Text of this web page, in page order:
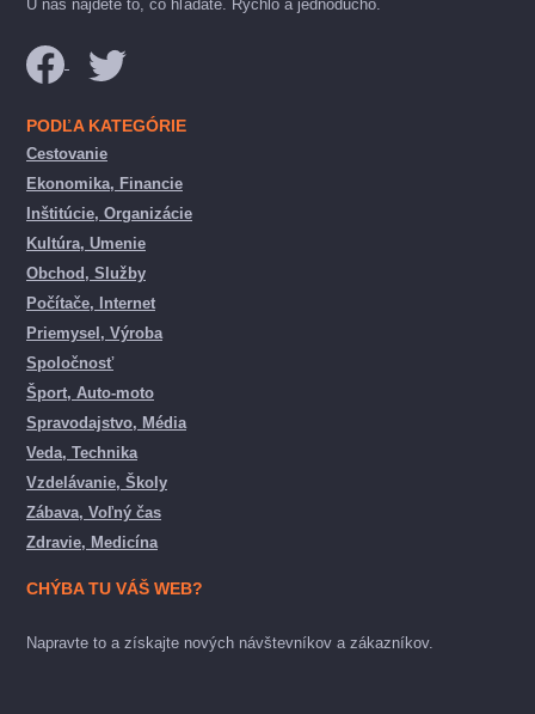
U nás nájdete to, čo hľadáte. Rýchlo a jednoducho.
PODĽA KATEGÓRIE
Cestovanie
Ekonomika, Financie
Inštitúcie, Organizácie
Kultúra, Umenie
Obchod, Služby
Počítače, Internet
Priemysel, Výroba
Spoločnosť
Šport, Auto-moto
Spravodajstvo, Média
Veda, Technika
Vzdelávanie, Školy
Zábava, Voľný čas
Zdravie, Medicína
CHÝBA TU VÁŠ WEB?
Napravte to a získajte nových návštevníkov a zákazníkov.